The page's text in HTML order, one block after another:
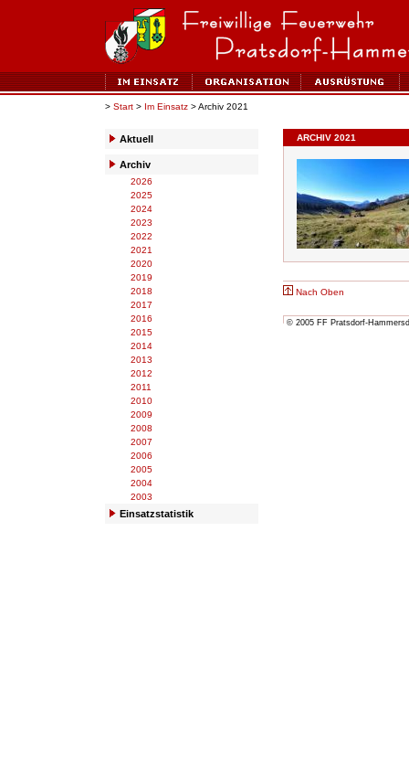
> Start > Im Einsatz > Archiv 2021
Aktuell
Archiv
2026
2025
2024
2023
2022
2021
2020
2019
2018
2017
2016
2015
2014
2013
2012
2011
2010
2009
2008
2007
2006
2005
2004
2003
Einsatzstatistik
ARCHIV 2021
Nach Oben
© 2005 FF Pratsdorf-